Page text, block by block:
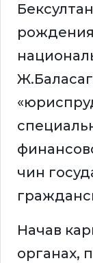
чин
Начав
органах,